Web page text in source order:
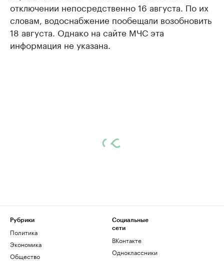
отключении непосредственно 16 августа. По их
словам, водоснабжение пообещали возобновить
18 августа. Однако на сайте МЧС эта
информация не указана.
Рубрики
Политика
Экономика
Общество
Социальные
сети
ВКонтакте
Одноклассники